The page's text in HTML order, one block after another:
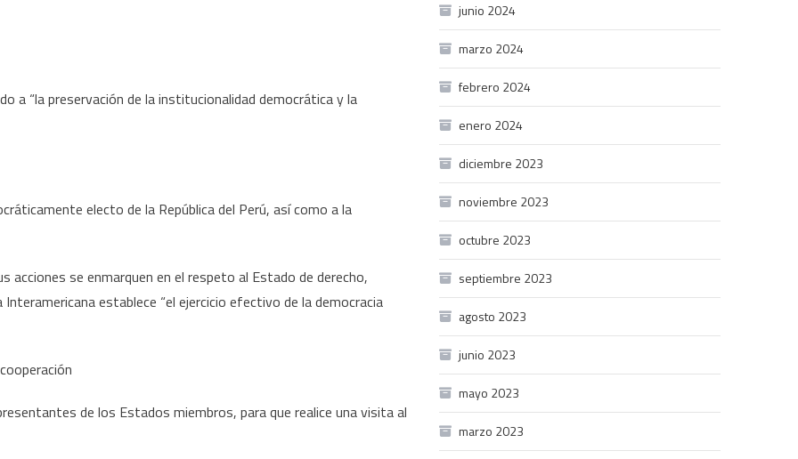
a “la preservación de la institucionalidad democrática y la
electo de la República del Perú, así como a la
acciones se enmarquen en el respeto al Estado de derecho,
establece “el ejercicio efectivo de la democracia
de los Estados miembros, para que realice una visita al
junio 2024
marzo 2024
febrero 2024
enero 2024
diciembre 2023
noviembre 2023
octubre 2023
septiembre 2023
agosto 2023
junio 2023
mayo 2023
marzo 2023